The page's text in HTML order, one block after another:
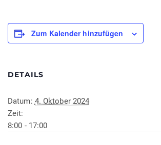
Zum Kalender hinzufügen
DETAILS
Datum: 4. Oktober 2024
Zeit:
8:00 - 17:00